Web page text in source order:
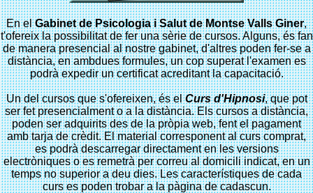
En elGabinet de Psicologia i Salut de Montse Valls Giner,
t'ofereix la possibilitat de fer una sèrie de cursos. Alguns, és fan
de manera presencial al nostre gabinet, d'altres poden fer-se a
distància, en ambdues formules, un cop superat l'examen es
podrà expedir un certificat acreditant la capacitació.
Un del cursos que s'ofereixen, és elCurs d'Hipnosi, que pot
ser fet presencialment o a la distància. Els cursos a distància,
poden ser adquirits des de la pròpia web, fent el pagament
amb tarja de crèdit. El material corresponent al curs comprat,
es podrà descarregar directament en les versions
electròniques o es remetrà per correu al domicili indicat, en un
temps no superior a deu dies. Les característiques de cada
curs es poden trobar a la pàgina de cadascun.